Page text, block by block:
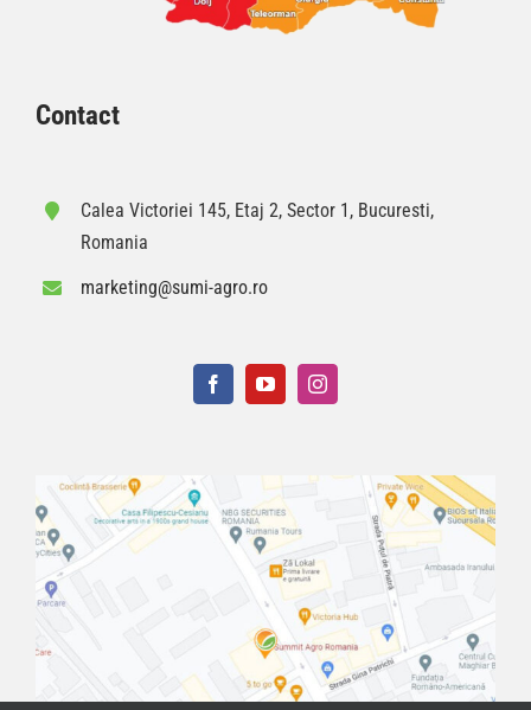
Contact
Calea Victoriei 145, Etaj 2, Sector 1, Bucuresti,
Romania
marketing@sumi-agro.ro